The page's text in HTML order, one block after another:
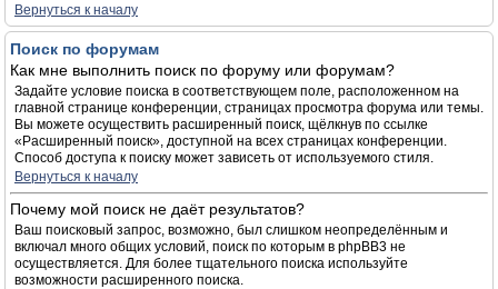
Вернуться к началу
Поиск по форумам
Как мне выполнить поиск по форуму или форумам?
Задайте условие поиска в соответствующем поле, расположенном на
главной странице конференции, страницах просмотра форума или темы.
Вы можете осуществить расширенный поиск, щёлкнув по ссылке
«Расширенный поиск», доступной на всех страницах конференции.
Способ доступа к поиску может зависеть от используемого стиля.
Вернуться к началу
Почему мой поиск не даёт результатов?
Ваш поисковый запрос, возможно, был слишком неопределённым и
включал много общих условий, поиск по которым в phpBB3 не
осуществляется. Для более тщательного поиска используйте
возможности расширенного поиска.